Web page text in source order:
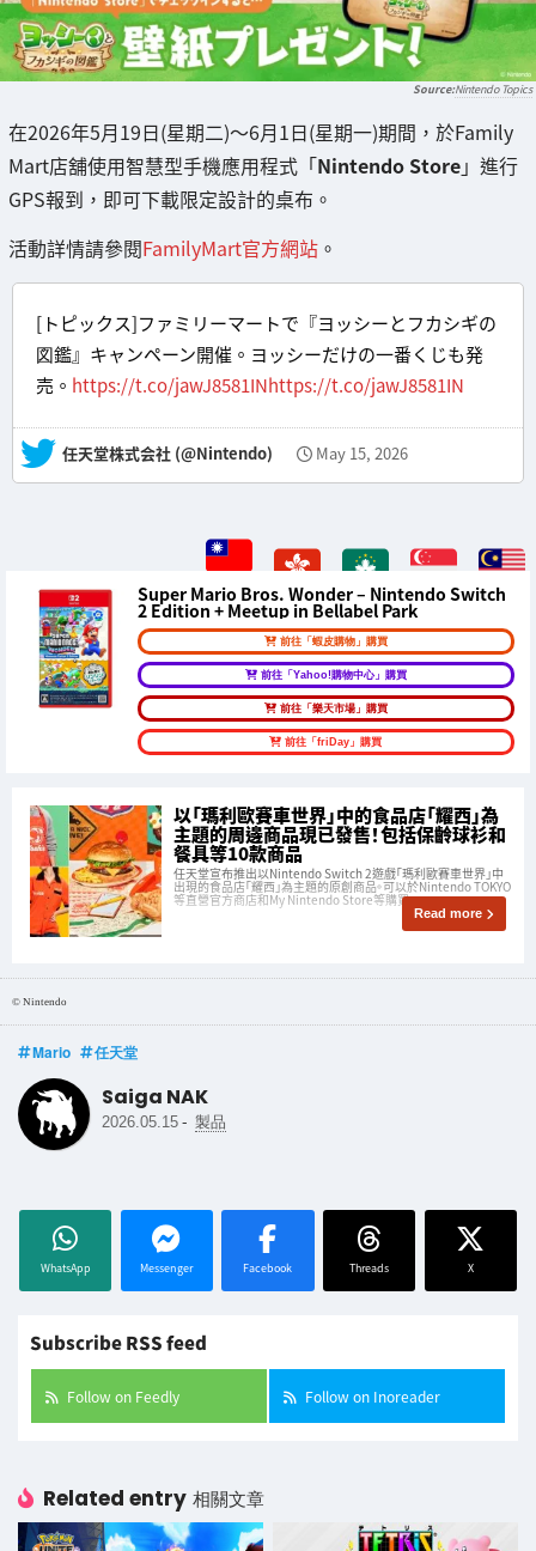
Nintendo Topics
在2026年5月19日(星期二)〜6月1日(星期一)期間，於Family
Mart店舖使用智慧型手機應用程式「Nintendo Store」進行
GPS報到，即可下載限定設計的桌布。
活動詳情請參閱FamilyMart官方網站 。
[トピックス]ファミリーマートで『ヨッシーとフカシギの
図鑑』キャンペーン開催。ヨッシーだけの一番くじも発
売。 https://t.co/jawJ8581INhttps://t.co/jawJ8581IN
— 任天堂株式会社 (@Nintendo) May 15, 2026
Super Mario Bros. Wonder – Nintendo Switch
2 Edition + Meetup in Bellabel Park
前往「蝦皮購物」購買
前往「Yahoo!購物中心」購買
前往「樂天市場」購買
前往「friDay」購買
以「瑪利歐賽車世界」中的食品店「耀西」為
主題的周邊商品現已發售！包括保齡球衫和
餐具等10款商品
任天堂宣布推出以Nintendo Switch 2遊戲「瑪利歐賽車世界」中
出現的食品店「耀西」為主題的原創商品。可以於Nintendo TOKYO
等直營官方商店和My Nintendo Store等購買。
Read more
© Nintendo
Mario 任天堂
Saiga NAK
2026.05.15 - 製品
WhatsApp Messenger Facebook Threads X
Subscribe RSS feed
Follow on Feedly Follow on Inoreader
Related entry 相關文章